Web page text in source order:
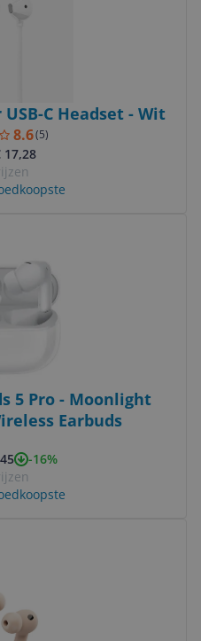
USB-C Headset - Wit
8.6(5)
17,28
5 Pro - Moonlight
Earbuds
-16%